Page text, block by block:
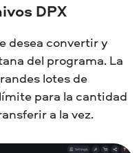
DPX
desea convertir y
del programa. La
lotes de
para la cantidad
a la vez.